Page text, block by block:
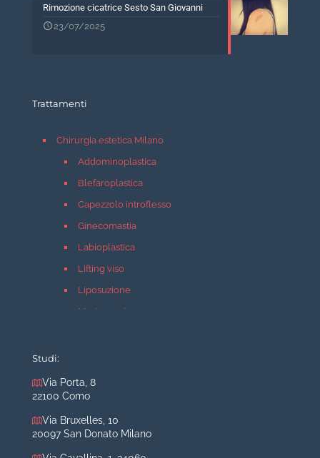
Rimozione cicatrice Sesto San Giovanni
23/07/2025
Trattamenti
Chirurgia estetica Milano
Addominoplastica
Blefaroplastica
Capezzolo introflesso
Ginecomastia
Labioplastica
Lifting viso
Liposuzione
Mastopessi
Rinoplastica
Medicina estetica Milano
Acido ialuronico viso
Studi:
Via Porta, 8
22100 Como
Via Bruxelles, 10
20097 San Donato Milano